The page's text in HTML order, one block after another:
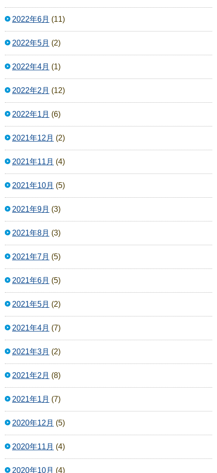
2022年6月 (11)
2022年5月 (2)
2022年4月 (1)
2022年2月 (12)
2022年1月 (6)
2021年12月 (2)
2021年11月 (4)
2021年10月 (5)
2021年9月 (3)
2021年8月 (3)
2021年7月 (5)
2021年6月 (5)
2021年5月 (2)
2021年4月 (7)
2021年3月 (2)
2021年2月 (8)
2021年1月 (7)
2020年12月 (5)
2020年11月 (4)
2020年10月 (4)